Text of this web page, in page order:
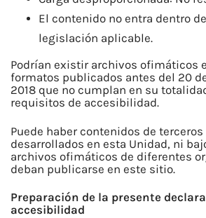
El contenido no entra dentro
legislación aplicable.
Podrían existir archivos ofimáticos
formatos publicados antes del 20
2018 que no cumplan en su
requisitos de accesibilidad.
Puede haber contenidos de
desarrollados en esta Unidad, ni
archivos ofimáticos de diferentes
deban publicarse en este sitio.
Preparación de la presente
accesibilidad